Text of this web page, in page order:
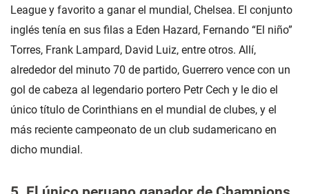
League y favorito a ganar el mundial, Chelsea. El conjunto
inglés tenía en sus filas a Eden Hazard, Fernando “El niño”
Torres, Frank Lampard, David Luiz, entre otros. Allí,
alrededor del minuto 70 de partido, Guerrero vence con un
gol de cabeza al legendario portero Petr Cech y le dio el
único título de Corinthians en el mundial de clubes, y el
más reciente campeonato de un club sudamericano en
dicho mundial.